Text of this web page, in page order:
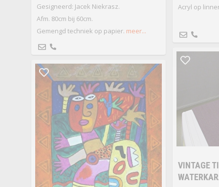
Gesigneerd: Jacek Niekrasz.
Afm. 80cm bij 60cm.
Gemengd techniek op papier. meer...
Acryl op
VINTAGE